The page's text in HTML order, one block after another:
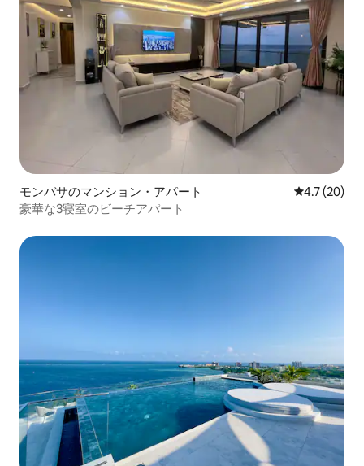
モンバサのマンション・アパート レビュー20
4.7 (20)
豪華な3寝室のビーチアパート